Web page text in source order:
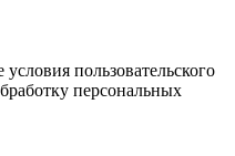
пользовательского
персональных